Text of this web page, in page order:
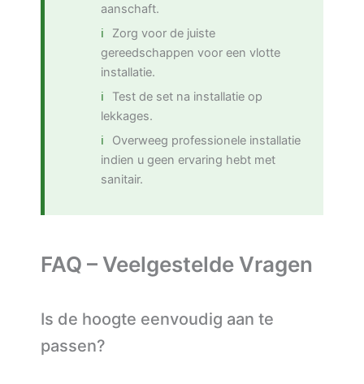
aanschaft.
Zorg voor de juiste
gereedschappen voor een vlotte
installatie.
Test de set na installatie op
lekkages.
Overweeg professionele installatie
indien u geen ervaring hebt met
sanitair.
FAQ – Veelgestelde Vragen
Is de hoogte eenvoudig aan te
passen?